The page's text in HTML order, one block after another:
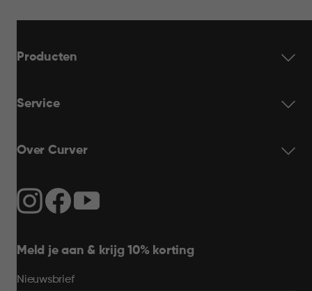
Producten
Service
Over Curver
Meld je aan & krijg 10% korting
Nieuwsbrief